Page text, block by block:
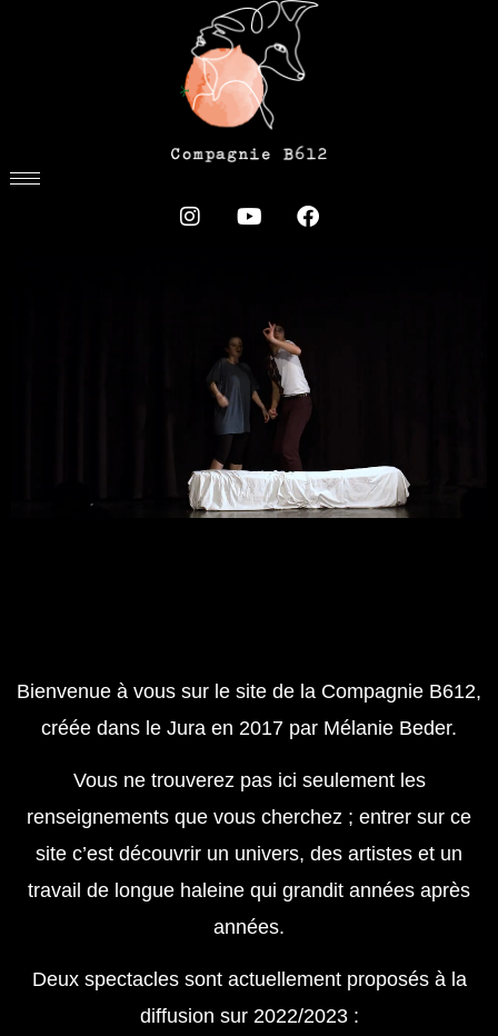
Bienvenue à vous sur le site de la Compagnie B612,
créée dans le Jura en 2017 par Mélanie Beder.
Vous ne trouverez pas ici seulement les
renseignements que vous cherchez ; entrer sur ce
site c’est découvrir un univers, des artistes et un
travail de longue haleine qui grandit années après
années.
Deux spectacles sont actuellement proposés à la
diffusion sur 2022/2023 :